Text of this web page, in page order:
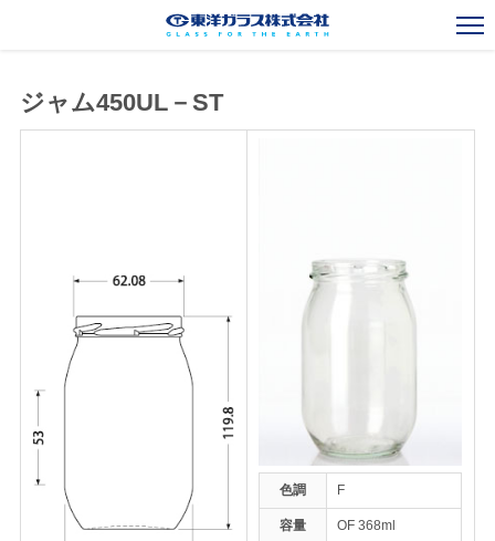
一般びんカタログ
海外事業 Overseas Operations
会社案内 Corporate Outline
お知らせ
採用情報
お問い合わせ
ジャム450UL－ST
色調 F
容量 OF 368ml